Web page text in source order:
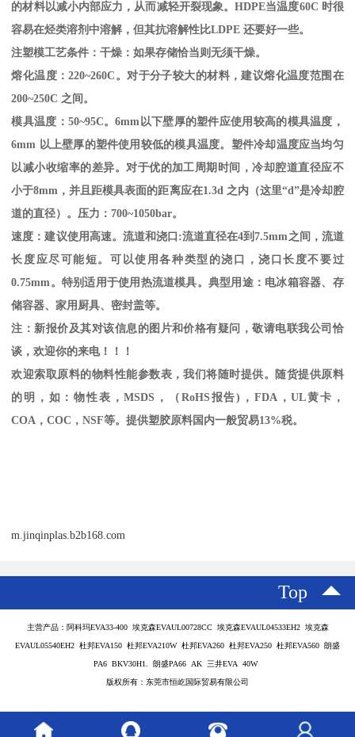
的材料以减小内部应力，从而减轻开裂现象。HDPE当温度60C 时很
容易在烃类溶剂中溶解，但其抗溶解性比LDPE还要好一些。
注塑模工艺条件：干燥：如果存储恰当则无须干燥。
熔化温度：220~260C 。对于分子较大的材料，建议熔化温度范围在
200~250C 之间。
模具温度： 50~95C。6mm以下壁厚的塑件应使用较高的模具温度，
6mm 以上壁厚的塑件使用较低的模具温度。塑件冷却温度应当均匀
以减小收缩率的差异。对于优的加工周期时间，冷却腔道直径应不
小于8mm ，并且距模具表面的距离应在1.3d 之内（这里“d”是冷却腔
道的直径）。压力：700~1050bar。
速度：建议使用高速。流道和浇口 :流道直径在4到7.5mm之间，流道
长度应尽可能短。可以使用各种类型的浇口，浇口长度不要过
0.75mm。特别适用于使用热流道模具。典型用途：电冰箱容器、存
储容器、家用厨具、密封盖等。
注：新报价及其对该信息的图片和价格有疑问，敬请电联我公司恰
谈，欢迎你的来电！！！
欢迎索取原料的物料性能参数表，我们将随时提供。随货提供原料
的明，如：物性表，MSDS ， （ RoHS 报告) ， FDA，UL黄卡，
COA ，COC ，NSF等。提供塑胶原料国内一般贸易13%税。
m.jinqinplas.b2b168.com
Top
主营产品：阿科玛EVA33-400 埃克森EVAUL00728CC 埃克森EVAUL04533EH2 埃克森
EVAUL05540EH2 杜邦EVA150 杜邦EVA210W 杜邦EVA260 杜邦EVA250 杜邦EVA560 朗盛
PA6 BKV30H1. 朗盛PA66 AK 三井EVA 40W
版权所有：东莞市恒屹国际贸易有限公司